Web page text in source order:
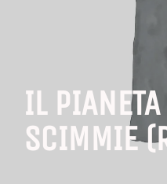
IL
SCIMMIE